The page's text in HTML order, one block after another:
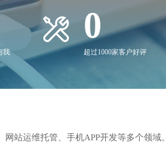
我
0
超过1000家客户好评
站运维托管、手机APP开发等多个领域。